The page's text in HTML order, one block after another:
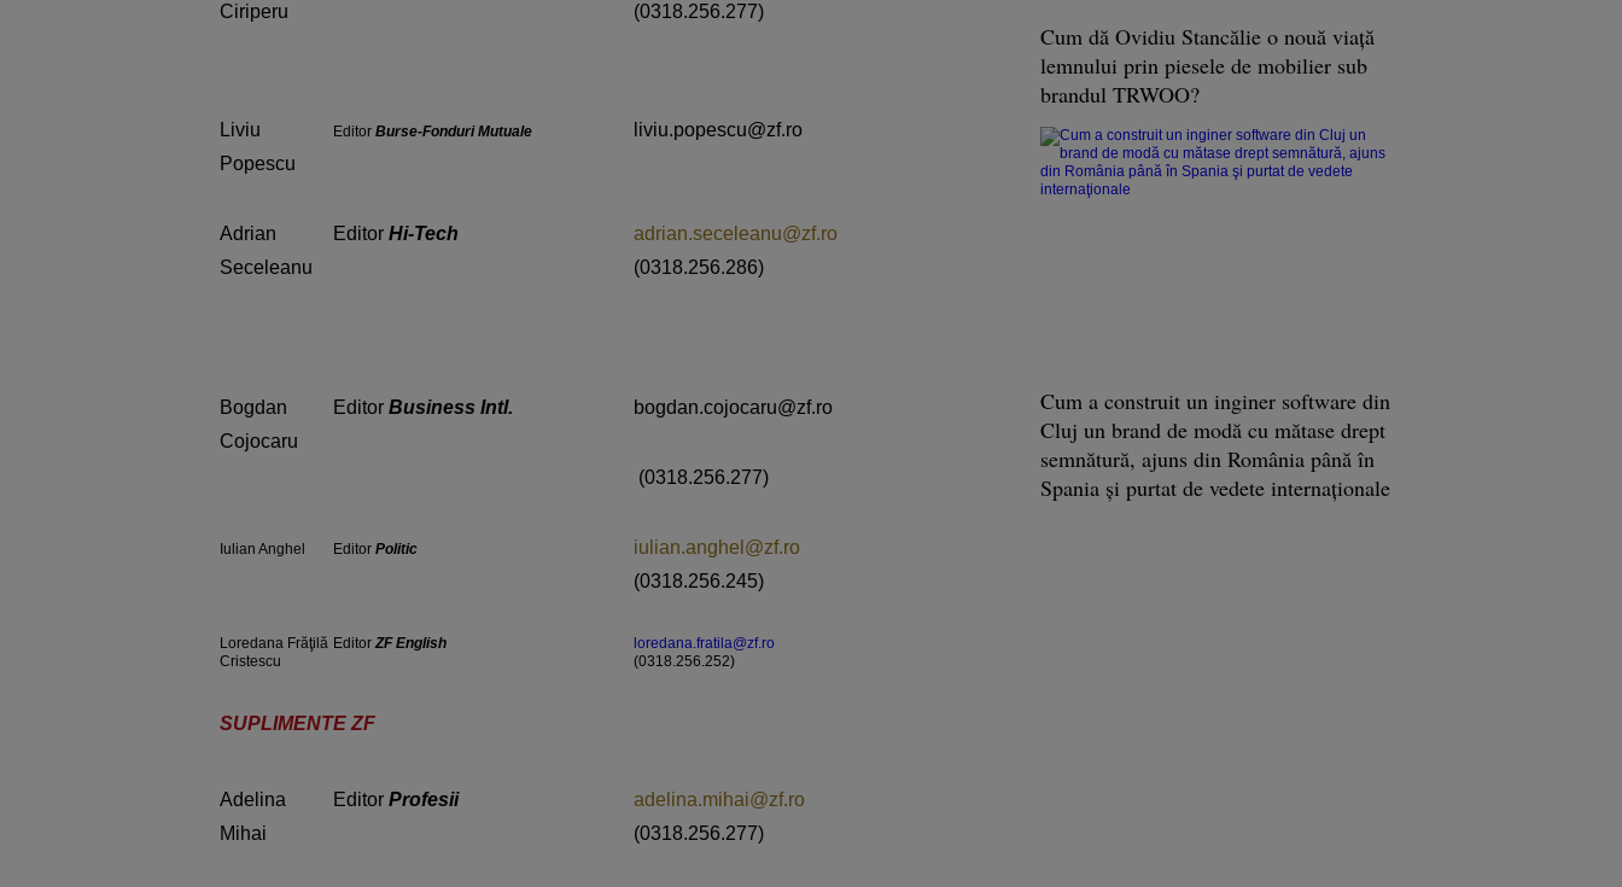
Ciriperu
(0318.256.277)
Liviu
Popescu
Editor Burse-Fonduri Mutuale liviu.popescu@zf.ro
Adrian
Seceleanu
Editor Hi-Tech
adrian.seceleanu@zf.ro
(0318.256.286)
Bogdan
Cojocaru
Editor Business Intl. bogdan.cojocaru@zf.ro
(0318.256.277)
Iulian Anghel Editor Politic
iulian.anghel@zf.ro
(0318.256.245)
Loredana Frăţilă
Cristescu
EditorZF English
loredana.fratila@zf.ro
(0318.256.252)
SUPLIMENTE ZF
Adelina
Mihai
Editor Profesii
adelina.mihai@zf.ro
(0318.256.277)
Cum dă Ovidiu Stancălie o nouă viaţă
lemnului prin piesele de mobilier sub
brandul TRWOO?
Cum a construit un inginer software din
Cluj un brand de modă cu mătase drept
semnătură, ajuns din România până în
Spania şi purtat de vedete internaţionale